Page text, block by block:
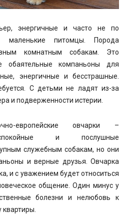
энергичные и часто не по
маленькие питомцы. Порода
комнатным собакам. Это
компаньоны для
энергичные и бесстрашные.
С детьми не ладят из-за
и подверженности истерии.
европейские овчарки –
спокойные и послушные
служебным собакам, но они
и верные друзья. Овчарка
и с уважением будет относиться
общение. Один минус у
болезни и нелюбовь к